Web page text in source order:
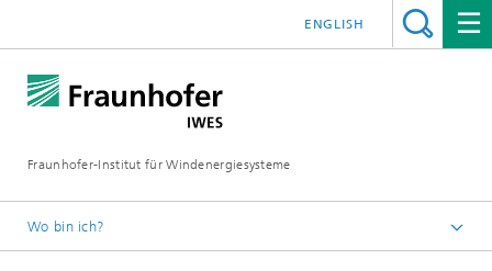
Fraunhofer-Institut für Windenergiesysteme
ENGLISH
Wo bin ich?